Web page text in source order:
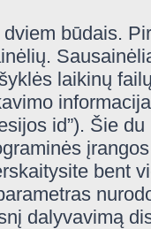
būdais.
laikinų
id”). Šie
bent
dalyvavimą